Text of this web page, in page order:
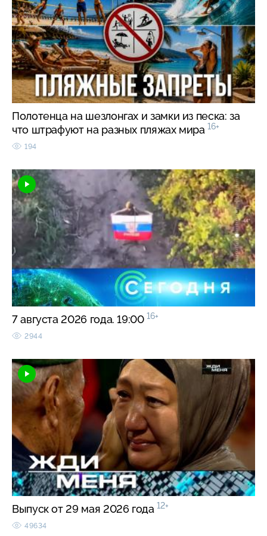
Полотенца на шезлонгах и замки из песка: за
что штрафуют на разных пляжах мира 16+
194
7 августа 2026 года. 19:00 16+
2944
Выпуск от 29 мая 2026 года 12+
49634